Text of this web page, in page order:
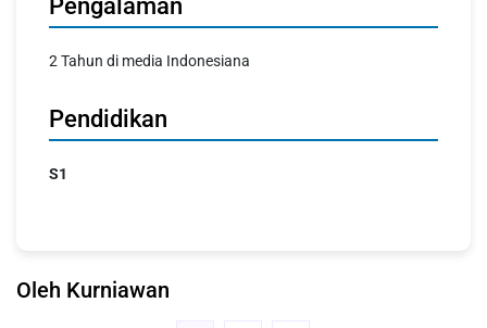
Pengalaman
2 Tahun di media Indonesiana
Pendidikan
S1
Oleh Kurniawan